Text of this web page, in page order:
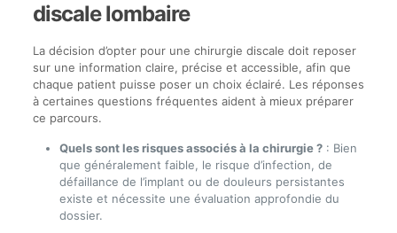
discale lombaire
La décision d’opter pour une chirurgie discale doit reposer
sur une information claire, précise et accessible, afin que
chaque patient puisse poser un choix éclairé. Les réponses
à certaines questions fréquentes aident à mieux préparer
ce parcours.
Quels sont les risques associés à la chirurgie ?: Bien
que généralement faible, le risque d’infection, de
défaillance de l’implant ou de douleurs persistantes
existe et nécessite une évaluation approfondie du
dossier.